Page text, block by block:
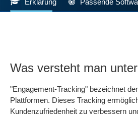
Erklärung Passende
Was versteht man
"Engagement-Tracking" bezeichnet
Plattformen. Dieses Tracking
Kundenzufriedenheit zu verbessern